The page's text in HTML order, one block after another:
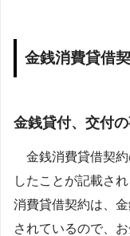
金銭消費貸借
金銭貸付、交付
金銭消費貸借契約
したことが記載さ
消費貸借契約は、
されているので、